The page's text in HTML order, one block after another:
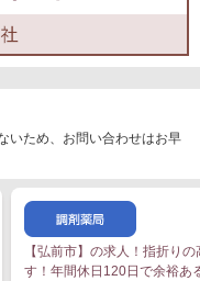
いため、お問い合わせはお早
【弘前市】の求人！指折り
す！年間休日120日で余裕あ